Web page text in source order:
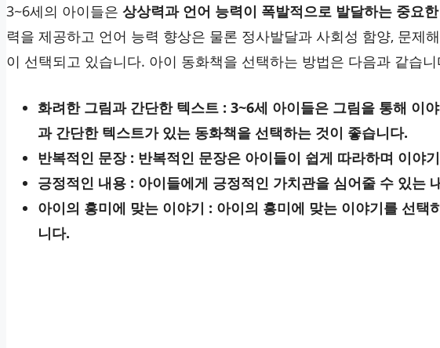
3~6세의 아이들은 상상력과 언어 능력이 폭발적으로 발달하는 중요
력을 제공하고 언어 능력 향상은 물론 정사발달과 사회성 함양, 문제
이 선택되고 있습니다. 아이 동화책을 선택하는 방법은 다음과 같습니
화려한 그림과 간단한 텍스트 : 3~6세 아이들은 그림을 통해 이
과 간단한 텍스트가 있는 동화책을 선택하는 것이 좋습니다.
반복적인 문장 : 반복적인 문장은 아이들이 쉽게 따라하며 이야
긍정적인 내용 : 아이들에게 긍정적인 가치관을 심어줄 수 있는
아이의 흥미에 맞는 이야기 : 아이의 흥미에 맞는 이야기를 선택
니다.